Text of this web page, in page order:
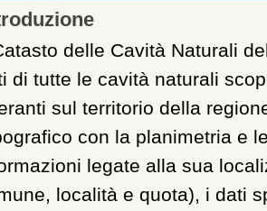
delle Cavità Naturali
di tutte le cavità naturali
sul territorio della
con la planimetria e
legate alla sua
località e quota), i dati